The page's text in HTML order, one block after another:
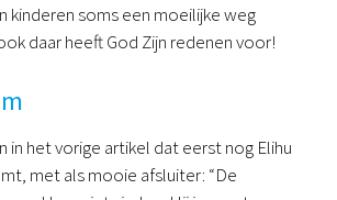
kinderen soms een moeilijke weg
daar heeft God Zijn redenen voor!
in het vorige artikel dat eerst nog Elihu
met als mooie afsluiter: “De